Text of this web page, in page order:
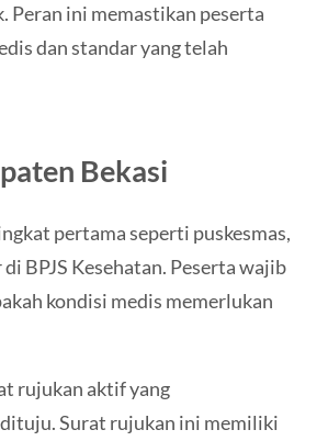
Peran ini memastikan peserta
dan standar yang telah
Bekasi
pertama seperti puskesmas,
BPJS Kesehatan. Peserta wajib
kondisi medis memerlukan
rujukan aktif yang
Surat rujukan ini memiliki